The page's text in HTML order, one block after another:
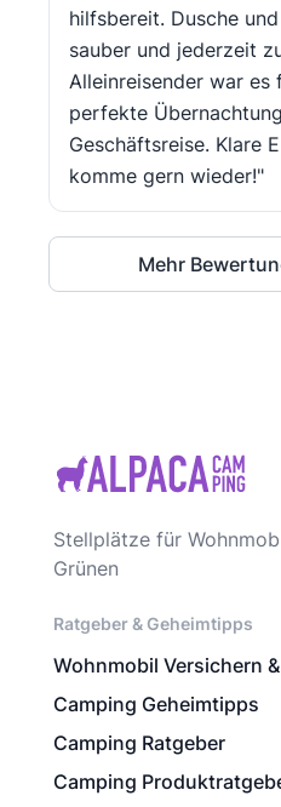
hilfsbereit. Dusche
sauber und jederzeit
Alleinreisender war es
perfekte
Geschäftsreise. Klare
komme gern wieder!"
Mehr
Stellplätze für
Grünen
Ratgeber & Geheimtipps
Wohnmobil Versichern
Camping Geheimtipps
Camping Ratgeber
Camping